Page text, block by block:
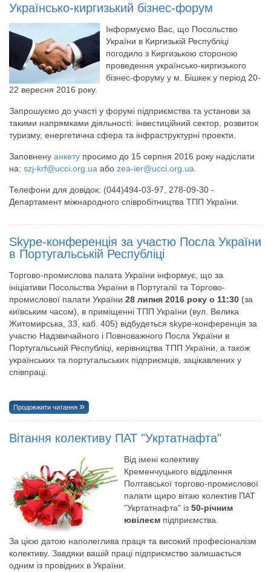
Українсько-киргизький бізнес-форум
Інформуємо Вас, що Посольство
України в Киргизькій Республіці
погодило з Киргизькою стороною
проведення українсько-киргизького
бізнес-форуму у м. Бішкек у період 20-
22 вересня 2016 року.
Запрошуємо до участі у форумі підприємства та установи за
такими напрямками діяльності: інвестиційний сектор, розвиток
туризму, енергетична сфера та інфраструктурні проекти.
Заповнену анкету просимо до 15 серпня 2016 року надіслати
на: szj-krf@ucci.org.ua або zea-ier@ucci.org.ua
Телефони для довідок: (044)494-03-97, 278-09-30 -
Департамент міжнародного співробітництва ТПП України.
Skype-конференція за участю Посла України
в Португальській Республіці
Торгово-промислова палата України інформує, що за
ініціативи Посольства України в Португалії та Торгово-
промислової палати України 28 липня 2016 року о 11:30 (за
київським часом), в приміщенні ТПП України (вул. Велика
Житомирська, 33, каб. 405) відбудеться skype-конференція за
участю Надзвичайного і Повноважного Посла України в
Португальській Республіці, керівництва ТПП України, а також
українських та португальських підприємців, зацікавлених у
співпраці.
Продовжити читання
Вітання колективу ПАТ "Укртатнафта"
Від імені колективу
Кременчуцького відділення
Полтавської торгово-промислової
палати щиро вітаю колектив ПАТ
"Укртатнафта" із 50-річним
ювілеєм підприємства.
За цією датою наполеглива праця та високий професіоналізм
колективу. Завдяки вашій праці підприємство залишається
одним із провідних в України.